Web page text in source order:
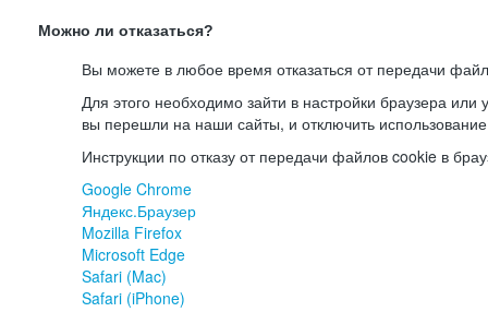
Можно ли отказаться?
Вы можете в любое время отказаться от передачи
Для этого необходимо зайти в настройки браузера или
вы перешли на наши сайты, и отключить
Инструкции по отказу от передачи файлов cookie в
Google Chrome
Яндекс.Браузер
Mozilla Firefox
Microsoft Edge
Safari (Mac)
Safari (iPhone)